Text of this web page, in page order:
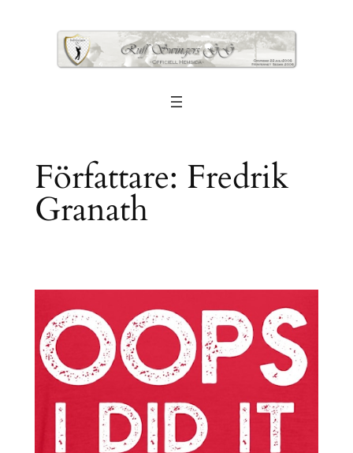
Författare: Fredrik
Granath